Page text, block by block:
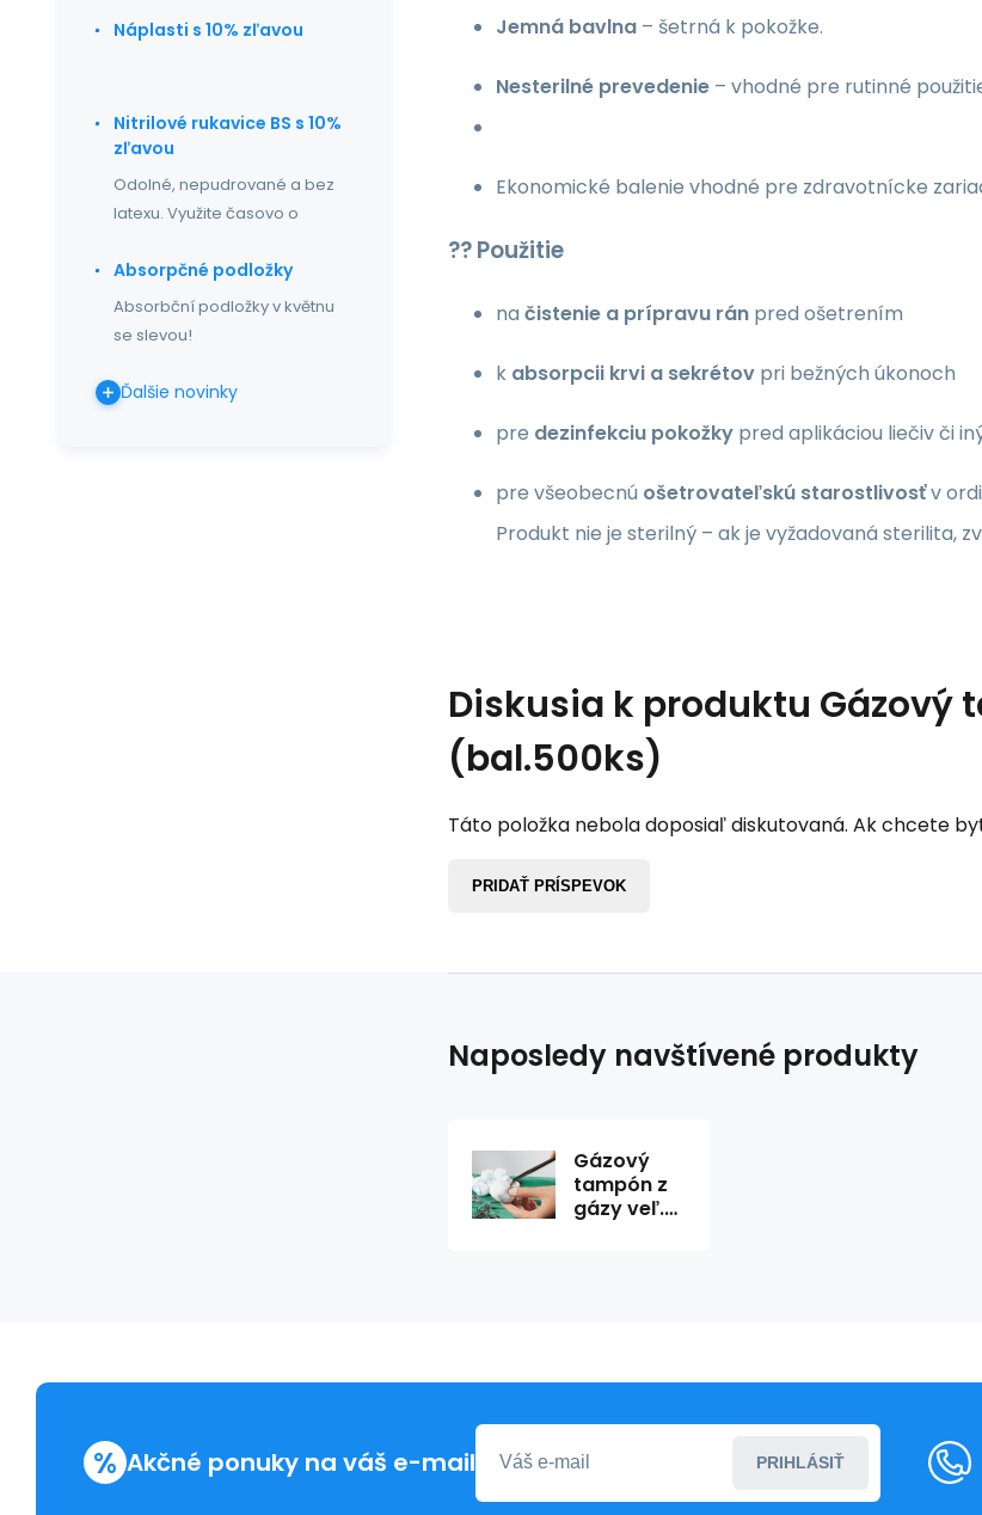
Jemná bavlna – šetrná k pokožke.
Nesterilné prevedenie – vhodné pre rutinné
Ekonomické balenie vhodné pre zdravotnícke
?? Použitie
na čistenie a prípravu rán pred ošetrením
k absorpcii krvi a sekrétov pri bežných úkonoch
pre dezinfekciu pokožky pred aplikáciou liečiv či
pre všeobecnú ošetrovateľskú starostlivosťv
Produkt nie je sterilný – ak je vyžadovaná sterilita,
Diskusia k produktu Gázový
(bal.500ks)
Táto položka nebola doposiaľ diskutovaná. Ak chcete
PRIDAŤ PRÍSPEVOK
Náplasti s 10% zľavou
Nitrilové rukavice BS s 10%
zľavou
Odolné, nepudrované a bez
latexu. Využite časovo o
Absorpčné podložky
Absorbční podložky v květnu
se slevou!
Ďalšie novinky
Naposledy navštívené produkty
Gázový
tampón z
gázy veľ.5
% Akčné ponuky na váš e-mail PRIHLÁSIŤ